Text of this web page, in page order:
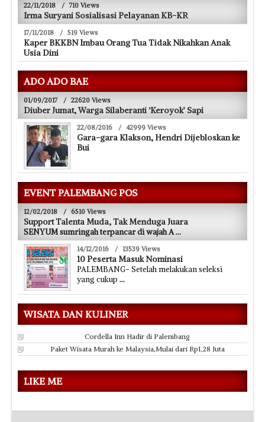
22/11/2018 / 710 Views
Irma Suryani Sosialisasi Pelayanan KB-KR
17/11/2018 / 519 Views
Kaper BKKBN Imbau Orang Tua Tidak Nikahkan Anak
Usia Dini
ADO ADO BAE
01/09/2017 / 22620 Views
Diuber Jumat, Warga Silaberanti ‘Keroyok’ Sapi
22/08/2016 / 42999 Views
Gara-gara Klakson, Hendri Dijebloskan ke
Bui
EVENT PALEMBANG POS
12/02/2018 / 6510 Views
Support Talenta Muda, Tak Menduga Juara
SENYUM sumringah terpancar di wajah A...
14/12/2016 / 13539 Views
10 Peserta Masuk Nominasi
PALEMBANG- Setelah melakukan seleksi
yang cukup ...
WISATA DAN KULINER
Cordella Inn Hadir di Palembang
Paket Wisata Murah ke Malaysia,Mulai dari Rp1,28 Juta
LIKE ME